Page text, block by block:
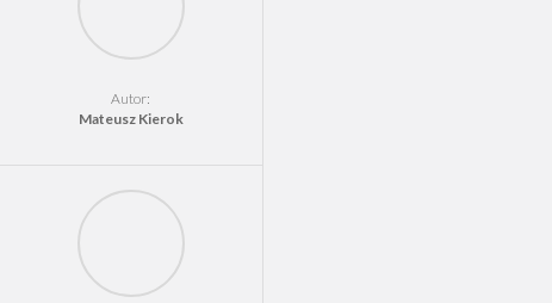
Autor:
Mateusz Kierok